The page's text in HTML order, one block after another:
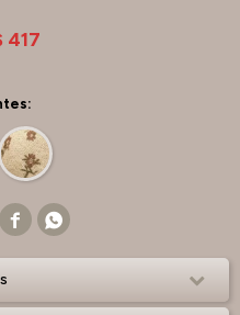
417
 